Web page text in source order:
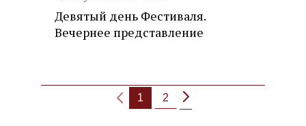
Девятый день Фестиваля.
Вечернее представление
1 2